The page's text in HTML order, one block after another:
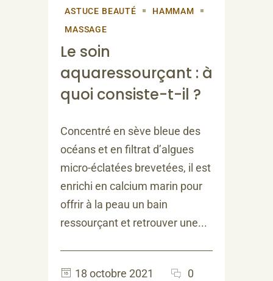
ASTUCE BEAUTÉ
HAMMAM
MASSAGE
Le soin
aquaressourçant : à
quoi consiste-t-il ?
Concentré en sève bleue des
océans et en filtrat d’algues
micro-éclatées brevetées, il est
enrichi en calcium marin pour
offrir à la peau un bain
ressourçant et retrouver une...
18 octobre 2021 0